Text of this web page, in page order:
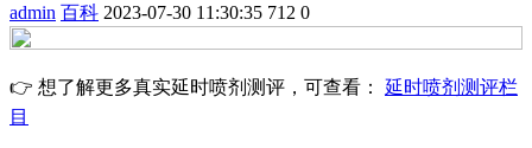
admin 百科 2023-07-30 11:30:35 712 0
👉 想了解更多真实延时喷剂测评，可查看： 延时喷剂测评栏
目